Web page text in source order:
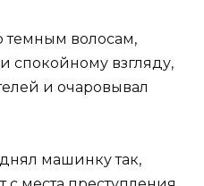
темным волосам,
спокойному взгляду,
и очаровывал
машинку так,